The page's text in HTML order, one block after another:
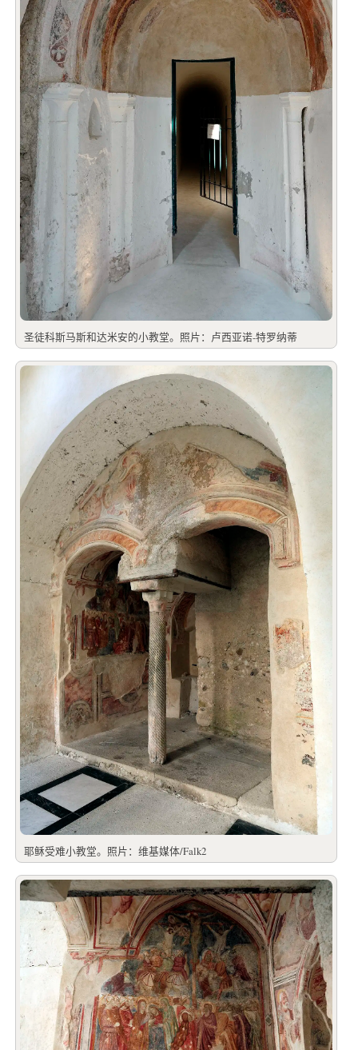
圣徒科斯马斯和达米安的小教堂。照片：卢西亚诺-特罗纳蒂
耶稣受难小教堂。照片：维基媒体/Falk2